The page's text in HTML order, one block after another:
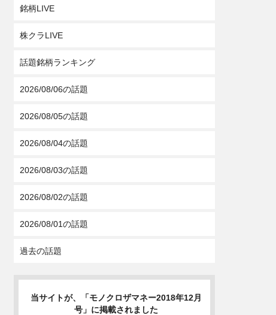
銘柄LIVE
株クラLIVE
話題銘柄ランキング
2026/08/06の話題
2026/08/05の話題
2026/08/04の話題
2026/08/03の話題
2026/08/02の話題
2026/08/01の話題
過去の話題
当サイトが、「モノクロザマネー2018年12月
号」に掲載されました